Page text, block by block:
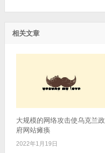
相关文章
大规模的网络攻击使乌克兰政
府网站瘫痪
2022年1月19日